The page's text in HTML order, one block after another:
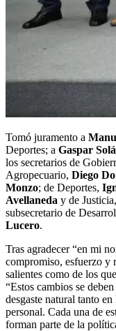
Tomó juramento a
Deportes; a Gaspar Solá
los secretarios de
Agropecuario, Diego
Monzo; de Deportes,
Avellaneda y de Justicia,
subsecretario de
Lucero.
Tras agradecer “en mi
compromiso, esfuerzo y
salientes como de los
“Estos cambios se
desgaste natural tanto
personal. Cada una de
forman parte de la